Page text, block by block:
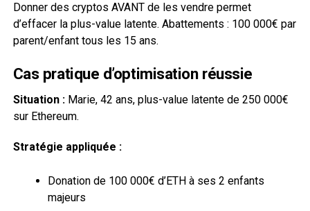
Donner des cryptos AVANT de les vendre permet
d’effacer la plus-value latente. Abattements : 100 000€ par
parent/enfant tous les 15 ans.
Cas pratique d’optimisation réussie
Situation :Marie, 42 ans, plus-value latente de 250 000€
sur Ethereum.
Stratégie appliquée :
Donation de 100 000€ d’ETH à ses 2 enfants
majeurs